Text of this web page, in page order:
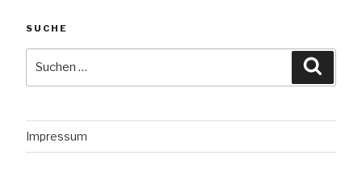
SUCHE
Impressum